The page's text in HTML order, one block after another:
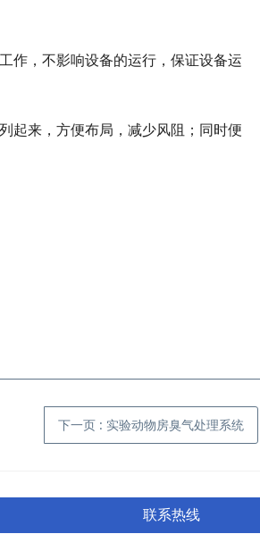
作，不影响设备的运行，保证设备运
起来，方便布局，减少风阻；同时便
下一页 : 实验动物房臭气处理系统
联系热线